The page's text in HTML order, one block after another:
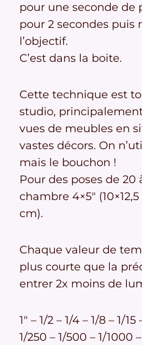
pour une seconde de
pour 2 secondes puis
l’objectif.
C’est dans la boite.
Cette technique est
studio,
vues de meubles en
vastes décors. On
mais le bouchon !
Pour des poses de 20
chambre 4×5″
cm).
Chaque valeur de
plus courte que la
entrer 2x moins de
1″ – 1/2 – 1/4 – 1/8 – 1/
1/250 – 1/500 – 1/1000